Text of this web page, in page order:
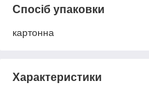
Спосіб упаковки
картонна
Характеристики